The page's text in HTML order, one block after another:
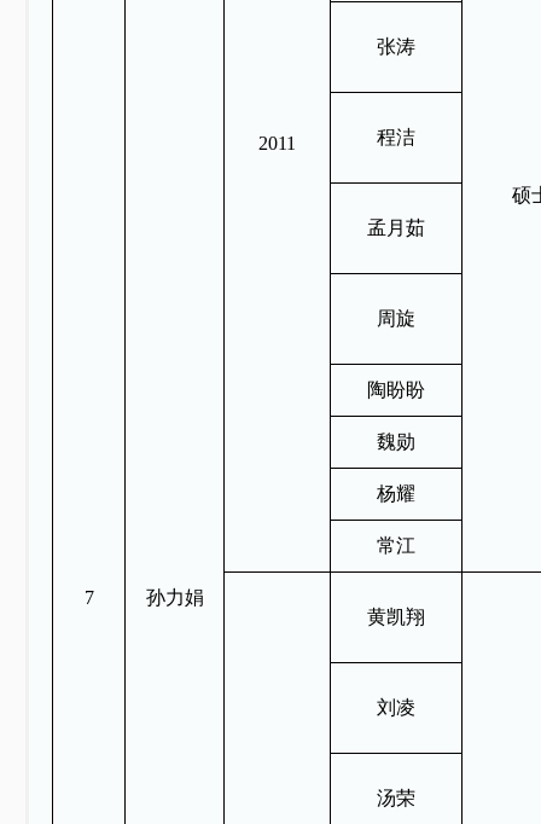
7 孙力娟
2011
硕
张涛
程洁
孟月茹
周旋
陶盼盼
魏勋
杨耀
常江
黄凯翔
刘凌
汤荣